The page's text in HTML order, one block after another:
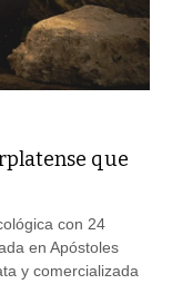
que
con 24
en Apóstoles
y comercializada